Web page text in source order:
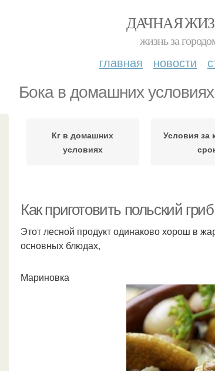
ДАЧНАЯ
жизнь за
главная новости
Бока в домашних условиях
Кг в домашних
условиях
Условия за
Как приготовить польский
Этот лесной продукт одинаково хорош в
основных блюдах,
Мариновка